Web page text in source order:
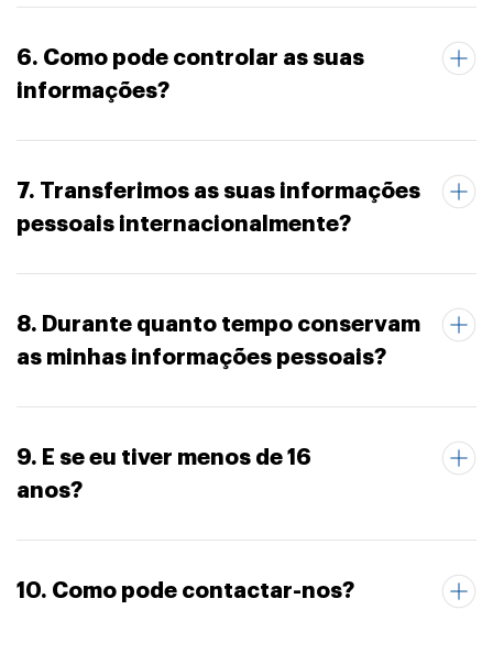
6. Como pode controlar as suas
informações?
7. Transferimos as suas informações
pessoais internacionalmente?
8. Durante quanto tempo conservam
as minhas informações pessoais?
9. E se eu tiver menos de 16
anos?
10. Como pode contactar-nos?